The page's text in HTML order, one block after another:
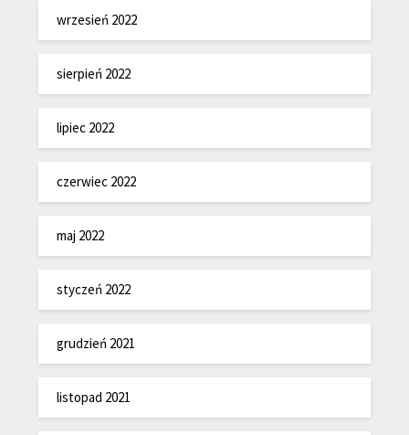
wrzesień 2022
sierpień 2022
lipiec 2022
czerwiec 2022
maj 2022
styczeń 2022
grudzień 2021
listopad 2021